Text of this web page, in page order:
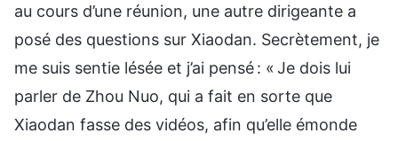
au cours d’une réunion, une autre dirigeante a
posé des questions sur Xiaodan. Secrètement, je
me suis sentie lésée et j’ai pensé : « Je dois lui
parler de Zhou Nuo, qui a fait en sorte que
Xiaodan fasse des vidéos, afin qu’elle émonde